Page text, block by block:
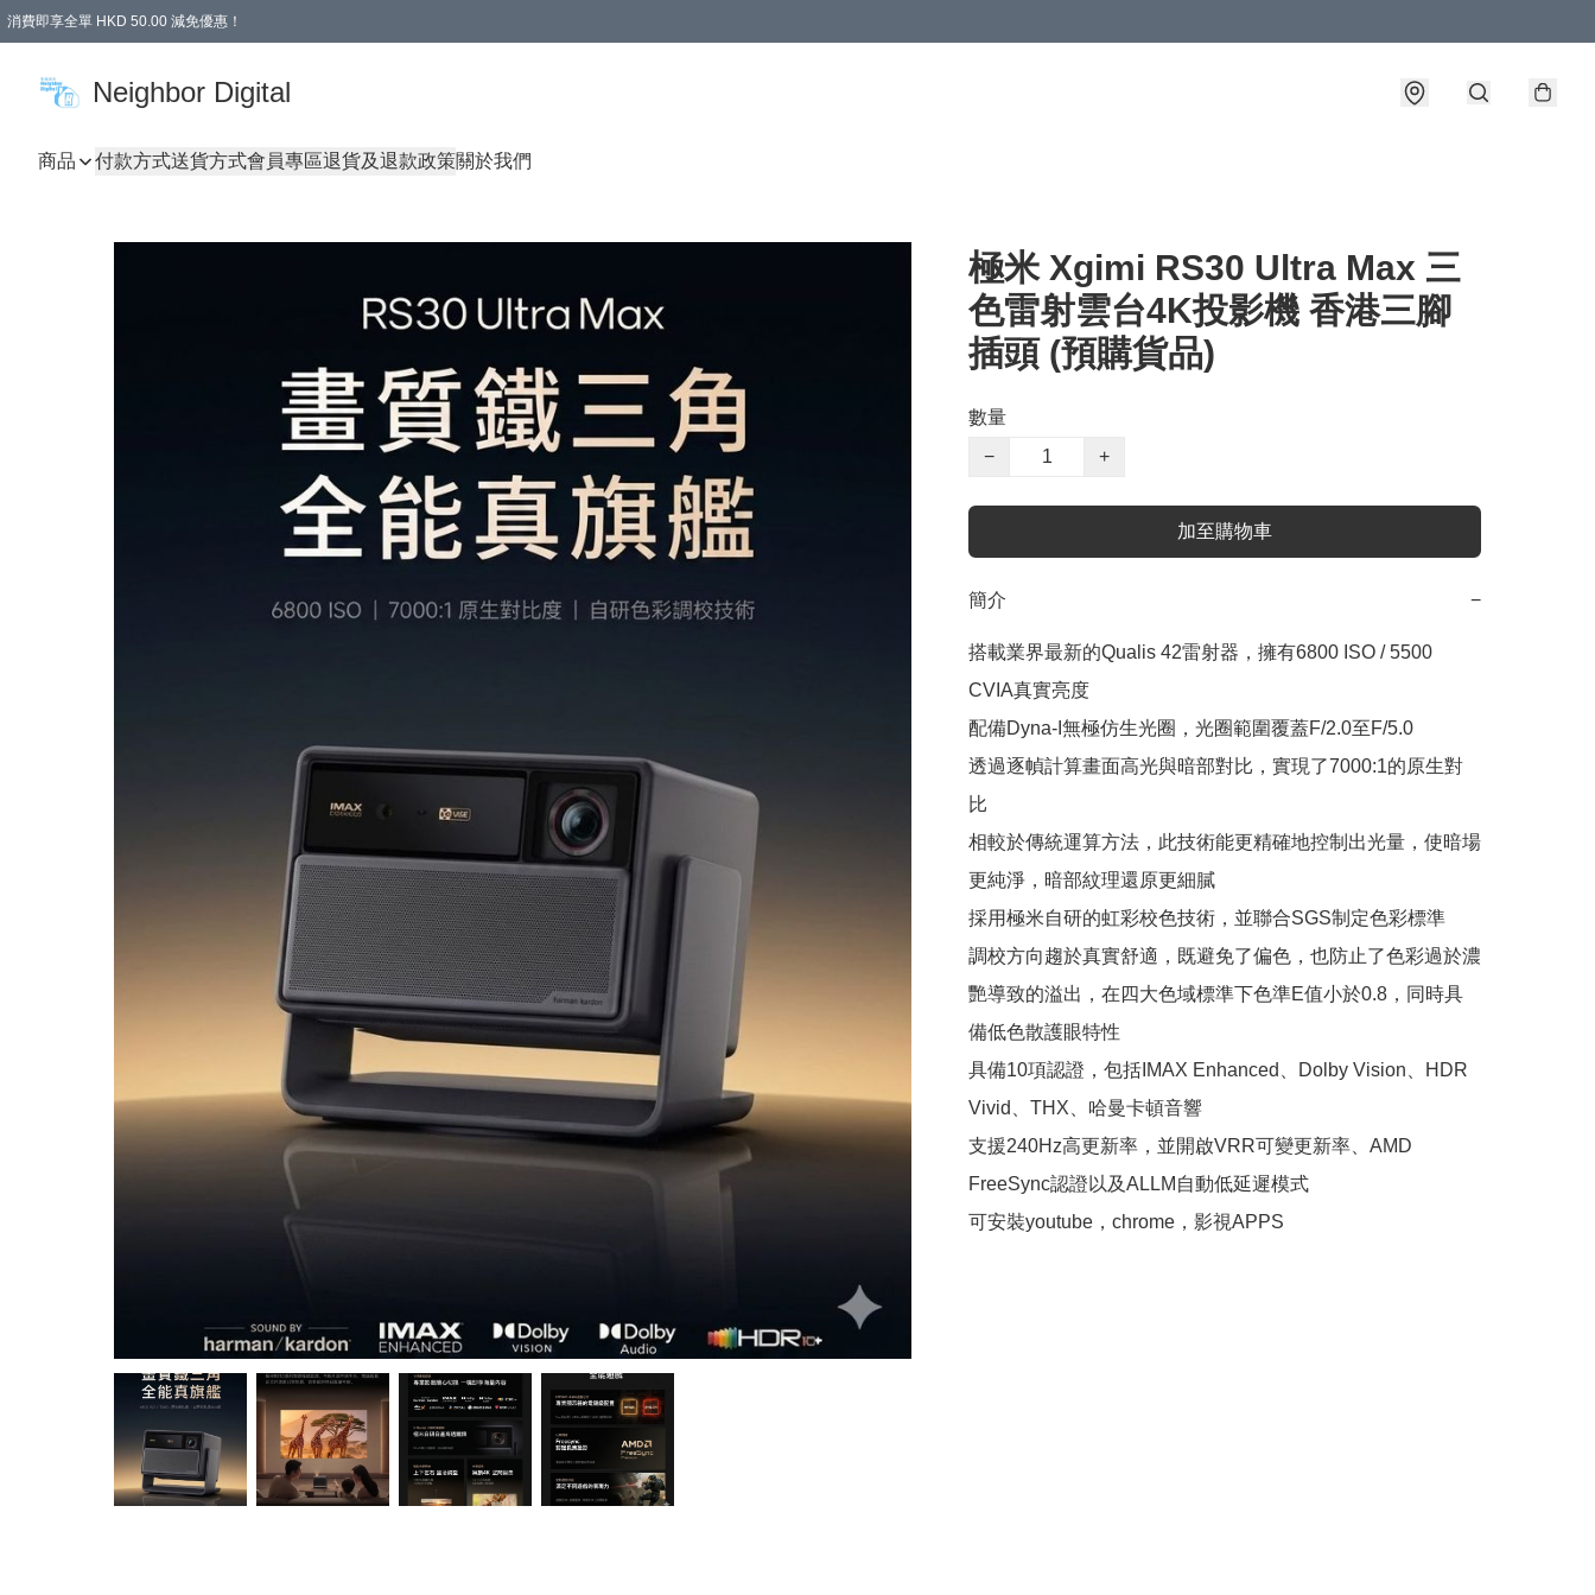
消費即享全單 HKD 50.00 減免優惠！
Neighbor Digital
商品 付款方式送貨方式會員專區退貨及退款政策關於我們
極米 Xgimi RS30 Ultra Max 三
色雷射雲台4K投影機 香港三腳
插頭 (預購貨品)
數量
−
+
加至購物車
簡介 −
搭載業界最新的Qualis 42雷射器，擁有6800 ISO / 5500
CVIA真實亮度
配備Dyna-I無極仿生光圈，光圈範圍覆蓋F/2.0至F/5.0
透過逐幀計算畫面高光與暗部對比，實現了7000:1的原生對
比
相較於傳統運算方法，此技術能更精確地控制出光量，使暗場
更純淨，暗部紋理還原更細膩
採用極米自研的虹彩校色技術，並聯合SGS制定色彩標準
調校方向趨於真實舒適，既避免了偏色，也防止了色彩過於濃
艷導致的溢出，在四大色域標準下色準E值小於0.8，同時具
備低色散護眼特性
具備10項認證，包括IMAX Enhanced、Dolby Vision、HDR
Vivid、THX、哈曼卡頓音響
支援240Hz高更新率，並開啟VRR可變更新率、AMD
FreeSync認證以及ALLM自動低延遲模式
可安裝youtube，chrome，影視APPS